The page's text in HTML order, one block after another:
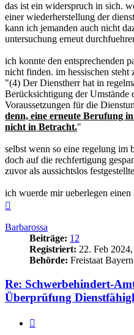
das ist ein widerspruch in sich.
einer wiederherstellung der
kann ich jemanden auch nicht
untersuchung erneut
ich konnte den entsprechenden
nicht finden. im hessischen steht
"(4) Der Dienstherr hat in
Berücksichtigung der Umstände
Voraussetzungen für die
denn, eine erneute Berufung
nicht in Betracht."
selbst wenn so eine regelung
doch auf die rechfertigung
zuvor als aussichtslos
ich wuerde mir ueberlegen einen
Barbarossa
Beiträge: 12
Registriert: 22. Feb
Behörde: Freistaat Bayern
Re: Schwerbehindert-
Überprüfung